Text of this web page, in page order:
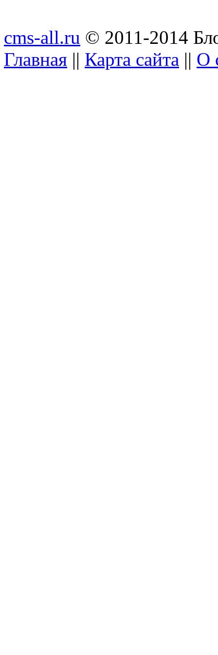
cms-all.ru © 2011-2014
Главная || Карта сайта || О